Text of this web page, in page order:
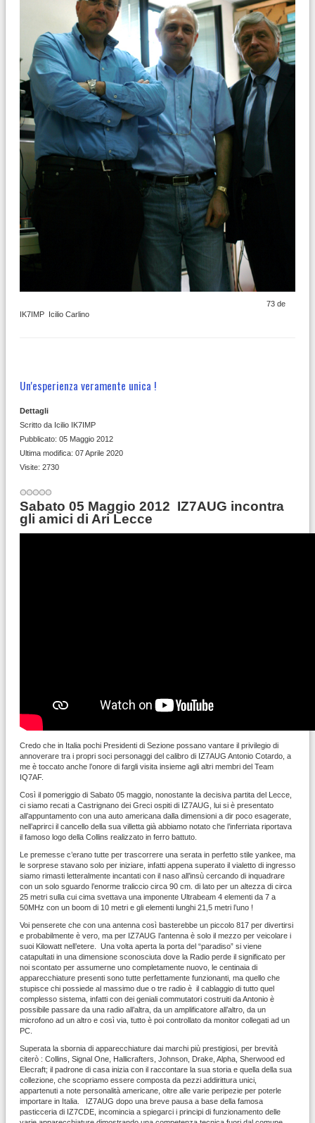
73 de
IK7IMP Icilio Carlino
Un'esperienza veramente unica !
Dettagli
Scritto da Icilio IK7IMP
Pubblicato: 05 Maggio 2012
Ultima modifica: 07 Aprile 2020
Visite: 2730
Sabato 05 Maggio 2012 IZ7AUG incontra
gli amici di Ari Lecce
Credo che in Italia pochi Presidenti di Sezione possano vantare il privilegio di
annoverare tra i propri soci personaggi del calibro di IZ7AUG Antonio Cotardo, a
me è toccato anche l’onore di fargli visita insieme agli altri membri del Team
IQ7AF.
Così il pomeriggio di Sabato 05 maggio, nonostante la decisiva partita del Lecce,
ci siamo recati a Castrignano dei Greci ospiti di IZ7AUG, lui si è presentato
all’appuntamento con una auto americana dalla dimensioni a dir poco esagerate,
nell’aprirci il cancello della sua villetta già abbiamo notato che l’inferriata riportava
il famoso logo della Collins realizzato in ferro battuto.
Le premesse c’erano tutte per trascorrere una serata in perfetto stile yankee, ma
le sorprese stavano solo per iniziare, infatti appena superato il vialetto di ingresso
siamo rimasti letteralmente incantati con il naso all’insù cercando di inquadrare
con un solo sguardo l’enorme traliccio circa 90 cm. di lato per un altezza di circa
25 metri sulla cui cima svettava una imponente Ultrabeam 4 elementi da 7 a
50MHz con un boom di 10 metri e gli elementi lunghi 21,5 metri l’uno !
Voi penserete che con una antenna così basterebbe un piccolo 817 per divertirsi
e probabilmente è vero, ma per IZ7AUG l’antenna è solo il mezzo per veicolare i
suoi Kilowatt nell’etere. Una volta aperta la porta del “paradiso” si viene
catapultati in una dimensione sconosciuta dove la Radio perde il significato per
noi scontato per assumerne uno completamente nuovo, le centinaia di
apparecchiature presenti sono tutte perfettamente funzionanti, ma quello che
stupisce chi possiede al massimo due o tre radio è il cablaggio di tutto quel
complesso sistema, infatti con dei geniali commutatori costruiti da Antonio è
possibile passare da una radio all’altra, da un amplificatore all’altro, da un
microfono ad un altro e così via, tutto è poi controllato da monitor collegati ad un
PC.
Superata la sbornia di apparecchiature dai marchi più prestigiosi, per brevità
citerò : Collins, Signal One, Hallicrafters, Johnson, Drake, Alpha, Sherwood ed
Elecraft; il padrone di casa inizia con il raccontare la sua storia e quella della sua
collezione, che scopriamo essere composta da pezzi addirittura unici,
appartenuti a note personalità americane, oltre alle varie peripezie per poterle
importare in Italia. IZ7AUG dopo una breve pausa a base della famosa
pasticceria di IZ7CDE, incomincia a spiegarci i principi di funzionamento delle